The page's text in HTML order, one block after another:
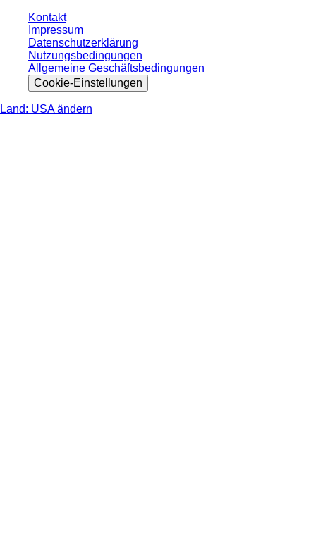
Kontakt
Impressum
Datenschutzerklärung
Nutzungsbedingungen
Allgemeine Geschäftsbedingungen
Cookie-Einstellungen
Land: USA ändern